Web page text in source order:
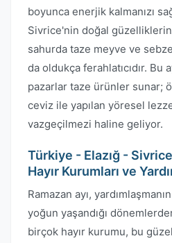
boyunca enerjik kalmanızı
Sivrice'nin doğal
sahurda taze meyve ve
da oldukça ferahlatıcıdır. Bu
pazarlar taze ürünler sunar;
ceviz ile yapılan yöresel
vazgeçilmezi haline geliyor.
Türkiye - Elazığ -
Hayır Kurumları ve
Ramazan ayı,
yoğun yaşandığı
birçok hayır kurumu, bu